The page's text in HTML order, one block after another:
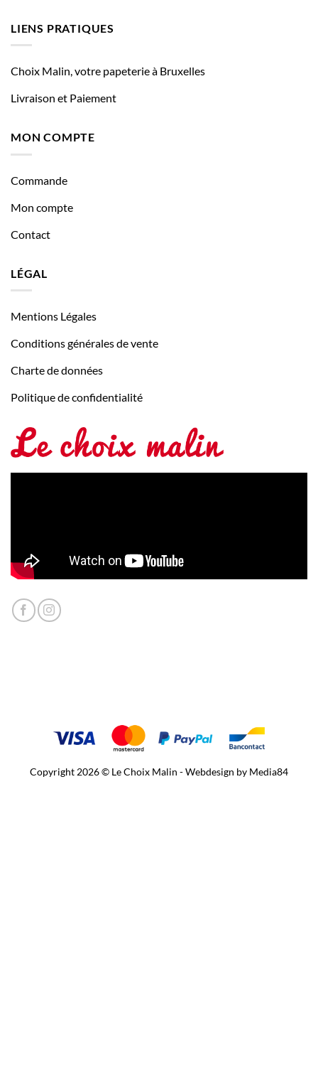
LIENS PRATIQUES
Choix Malin, votre papeterie à Bruxelles
Livraison et Paiement
MON COMPTE
Commande
Mon compte
Contact
LÉGAL
Mentions Légales
Conditions générales de vente
Charte de données
Politique de confidentialité
Copyright 2026 © Le Choix Malin - Webdesign by Media84